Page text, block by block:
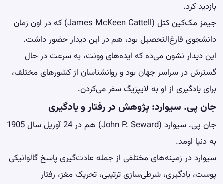
بازدید کرد.
جیمز مک‌کین کتل (James McKeen Cattell) که در اون زمان
دانشجوی فارغ‌التحصیل بود، هم در این دیدار حضور داشت.
این دیدار نشون می‌ده که ایده‌های وونت، به سرعت در حال
گسترش در سراسر جهان بود و روانشناسان از کشورهای مختلف،
برای یادگیری از او به لایپزیگ سفر می‌کردن.
جان پی. سیوارد: پژوهش در رفتار و یادگیری
جان پی. سیوارد (John P. Seward) هم در 24 آوریل سال 1905
به دنیا اومد.
سیوارد در زمینه‌های مختلفی از جمله عادت‌گیری پاسخ گالوانیکی
پوست، یادگیری، شرطی‌سازی ترتیبی، تحریک مغز، رفتار